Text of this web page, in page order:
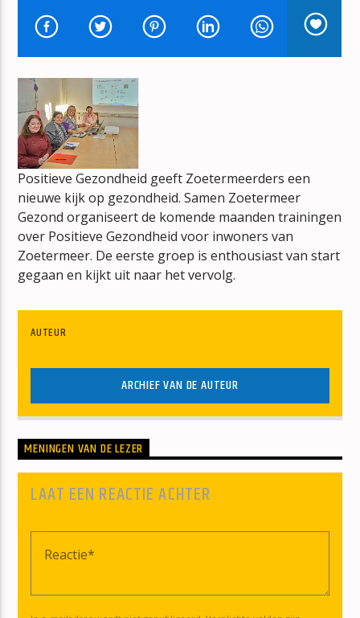
HUIDIG NUMMER
BOUWVAL
ERIK-VERBOUW
mz-radio
Positieve Gezondheid geeft Zoetermeerders een
nieuwe kijk op gezondheid. Samen Zoetermeer
Gezond organiseert de komende maanden trainingen
over Positieve Gezondheid voor inwoners van
Zoetermeer. De eerste groep is enthousiast van start
gegaan en kijkt uit naar het vervolg.
AUTEUR
ARCHIEF VAN DE AUTEUR
MENINGEN VAN DE LEZER
LAAT EEN REACTIE ACHTER